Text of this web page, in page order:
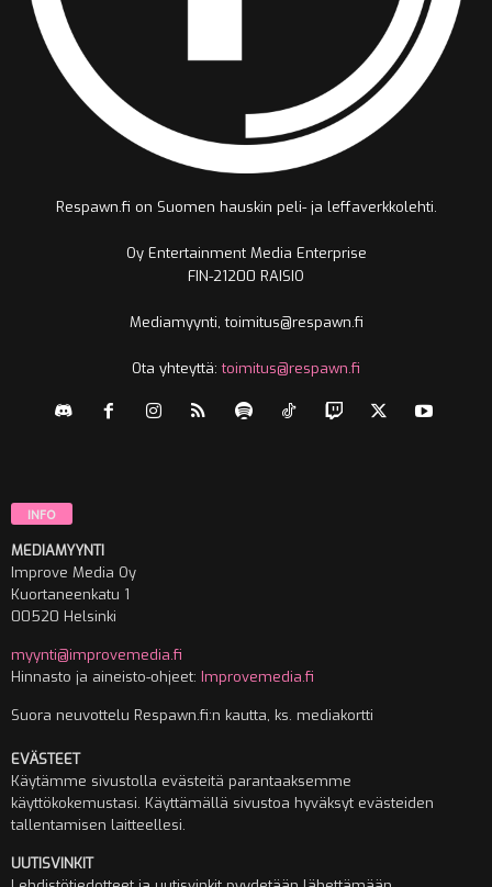
Respawn.fi on Suomen hauskin peli- ja leffaverkkolehti.
Oy Entertainment Media Enterprise
FIN-21200 RAISIO
Mediamyynti, toimitus@respawn.fi
Ota yhteyttä:toimitus@respawn.fi
INFO
MEDIAMYYNTI
Improve Media Oy
Kuortaneenkatu 1
00520 Helsinki
myynti@improvemedia.fi
Hinnasto ja aineisto-ohjeet: Improvemedia.fi
Suora neuvottelu Respawn.fi:n kautta, ks. mediakortti
EVÄSTEET
Käytämme sivustolla evästeitä parantaaksemme
käyttökokemustasi. Käyttämällä sivustoa hyväksyt evästeiden
tallentamisen laitteellesi.
UUTISVINKIT